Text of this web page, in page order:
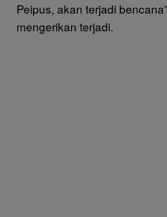
Peipus, akan terjadi
mengerikan terjadi.